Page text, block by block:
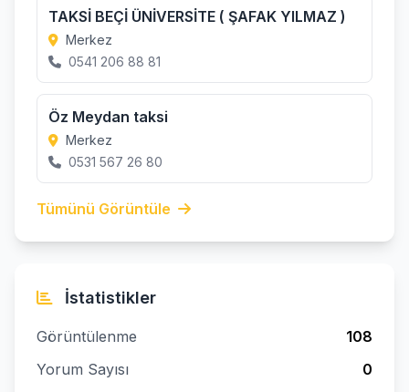
TAKSİ BEÇİ ÜNİVERSİTE ( ŞAFAK YILMAZ )
Merkez
0541 206 88 81
Öz Meydan taksi
Merkez
0531 567 26 80
Tümünü Görüntüle
İstatistikler
Görüntülenme
108
Yorum Sayısı
0